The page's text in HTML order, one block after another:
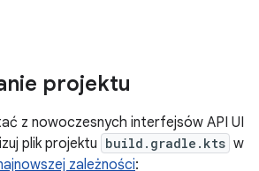
projektu
z nowoczesnych interfejsów API UI
plik projektu build.gradle.kts w
zależności: